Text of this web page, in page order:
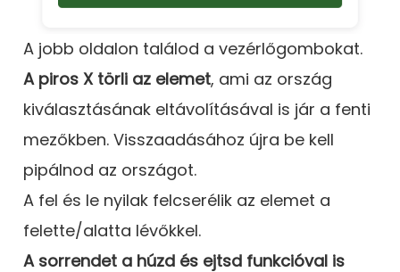
A jobb oldalon találod a vezérlőgombokat.
A piros X törli az elemet, ami az ország
kiválasztásának eltávolításával is jár a fenti
mezőkben. Visszaadásához újra be kell
pipálnod az országot.
A fel és le nyilak felcserélik az elemet a
felette/alatta lévőkkel.
A sorrendet a húzd és ejtsd funkcióval is